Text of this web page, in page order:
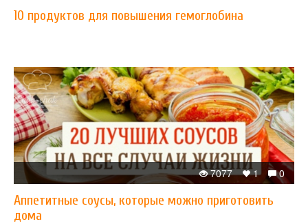
10 продуктов для повышения гемоглобина
0
1
7077
Аппетитные соусы, которые можно приготовить
дома